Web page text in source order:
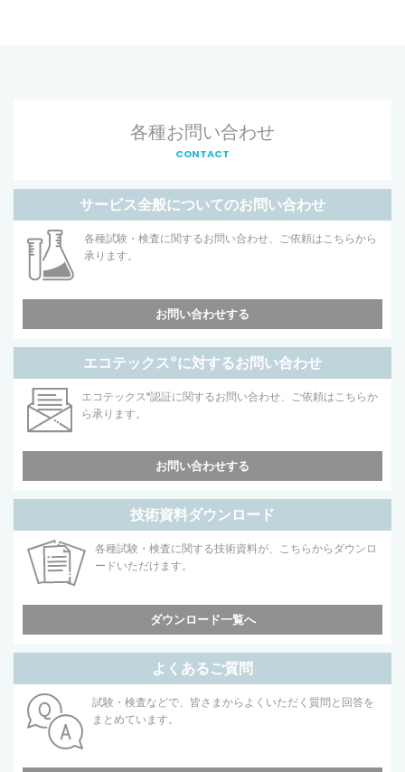
各種お問い合わせ
CONTACT
サービス全般についてのお問い合わせ
各種試験・検査に関するお問い合わせ、ご依頼はこちらから
承ります。
お問い合わせする
エコテックス®に対するお問い合わせ
エコテックス®認証に関するお問い合わせ、ご依頼はこちらか
ら承ります。
お問い合わせする
技術資料ダウンロード
各種試験・検査に関する技術資料が、こちらからダウンロ
ードいただけます。
ダウンロード一覧へ
よくあるご質問
試験・検査などで、皆さまからよくいただく質問と回答を
まとめています。